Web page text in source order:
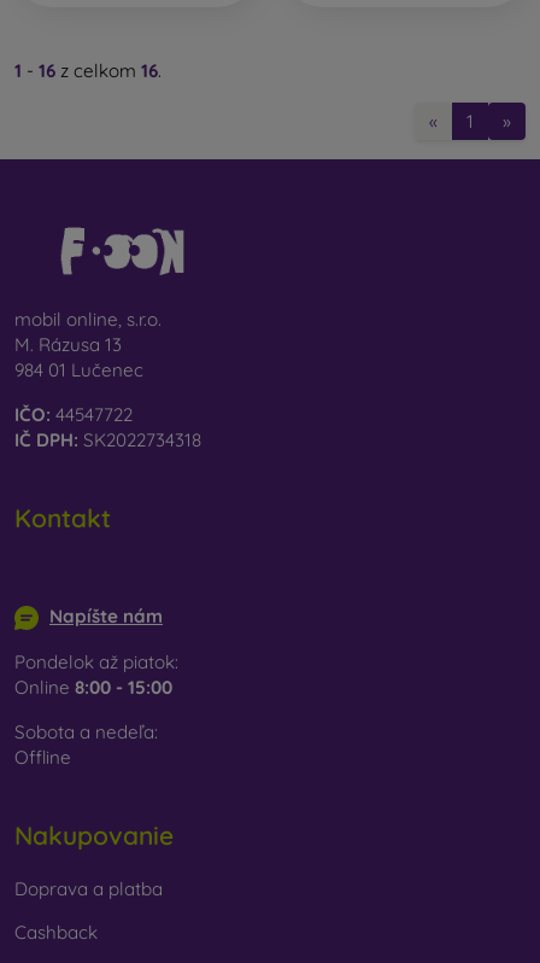
1 - 16 z celkom 16.
« 1 »
mobil online, s.r.o.
M. Rázusa 13
984 01 Lučenec
IČO: 44547722
IČ DPH: SK2022734318
Kontakt
Napíšte nám
Pondelok až piatok:
Online 8:00 - 15:00
Sobota a nedeľa:
Offline
Nakupovanie
Doprava a platba
Cashback